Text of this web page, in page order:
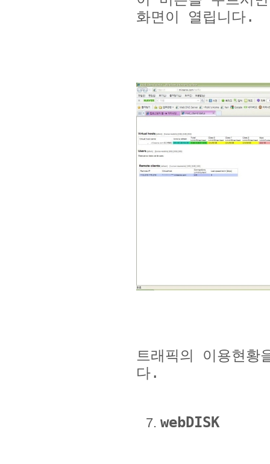
화면이 열립니다.
트래픽의 이용현황
다.
webDISK